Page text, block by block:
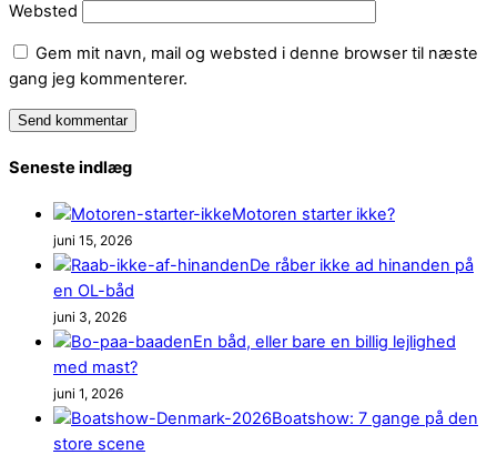
Websted
Gem mit navn, mail og websted i denne browser til næste
gang jeg kommenterer.
Seneste indlæg
Motoren starter ikke?
juni 15, 2026
De råber ikke ad hinanden på
en OL-båd
juni 3, 2026
En båd, eller bare en billig lejlighed
med mast?
juni 1, 2026
Boatshow: 7 gange på den
store scene